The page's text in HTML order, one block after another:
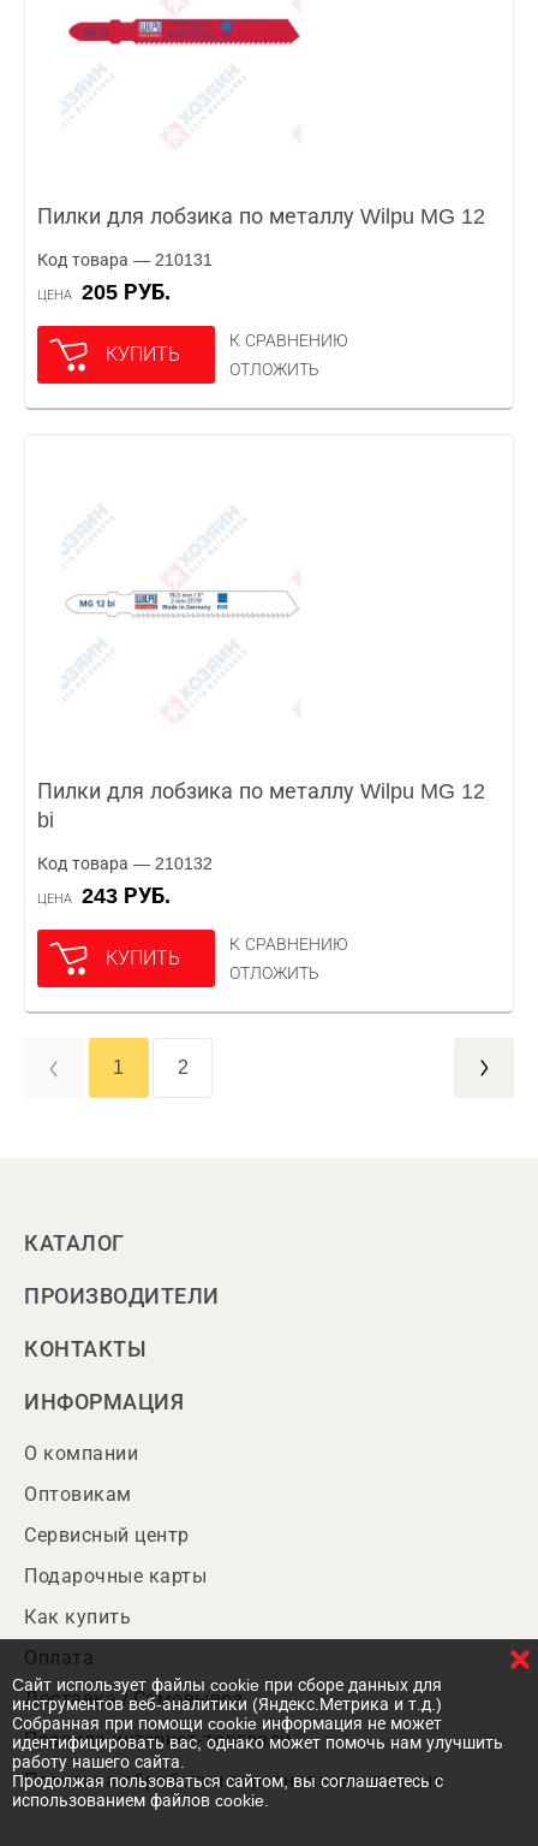
Пилки для лобзика по металлу Wilpu MG 12
Код товара — 210131
ЦЕНА 205 РУБ.
КУПИТЬ
К СРАВНЕНИЮ
ОТЛОЖИТЬ
Пилки для лобзика по металлу Wilpu MG 12
bi
Код товара — 210132
ЦЕНА 243 РУБ.
КУПИТЬ
К СРАВНЕНИЮ
ОТЛОЖИТЬ
1 2
КАТАЛОГ
ПРОИЗВОДИТЕЛИ
КОНТАКТЫ
ИНФОРМАЦИЯ
О компании
Оптовикам
Сервисный центр
Подарочные карты
Как купить
Оплата
Доставка / Самовывоз
Правила интернет-торговли
Политика обработки персональных данных
Cайт использует файлы cookie при сборе данных для
инструментов веб-аналитики (Яндекс.Метрика и т.д.)
Собранная при помощи cookie информация не может
идентифицировать вас, однако может помочь нам улучшить
работу нашего сайта.
Продолжая пользоваться сайтом, вы соглашаетесь с
использованием файлов cookie.